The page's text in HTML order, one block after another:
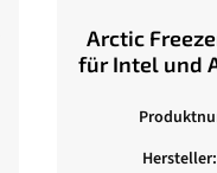
Arctic
für Intel und
Hersteller: